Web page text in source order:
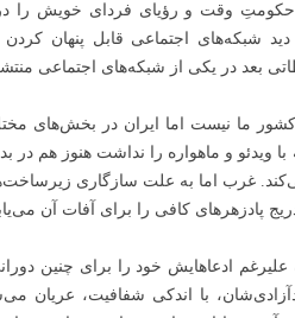
وقت و رؤیای فردای خویش را
دید شبکه‌های اجتماعی قابل پنهان
بعد در یکی از شبکه‌های اجتماعی
ما نیست اما ایران در بخش‌های
ویدئو و ماهواره را نداشت هنوز هم
غرب اما به علت سازگاری
پادزهرهای کافی را برای آفات آن
ادعاهایش خود را برای چنین
با اندکی شفافیت، عریان